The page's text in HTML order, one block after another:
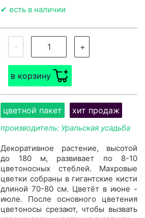
✔ есть в наличии
- +
в корзину
цветной пакет хит продаж
производитель: Уральская усадьба
Декоративное растение, высотой
до 180 м, развивает по 8-10
цветоносных стеблей. Махровые
цветки собраны в гигантские кисти
длиной 70-80 см. Цветёт в июне -
июле. После основного цветения
цветоносы срезают, чтобы вызвать